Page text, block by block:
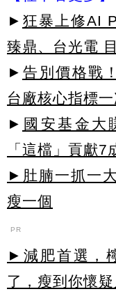
► 狂暴上修AI
臻鼎、台光電
► 告別價格戰
台廠核心指標
► 國安基金大
「這檔」貢獻7
►肚腩一抓一
瘦一個
PR
►減肥首選，
了，瘦到你懷疑